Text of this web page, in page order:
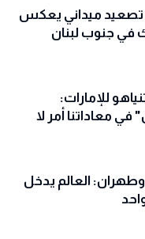
تصعيد ميداني يعكس
في جنوب لبنان
للإمارات:
في معاداتنا أمر لا
العالم يدخل